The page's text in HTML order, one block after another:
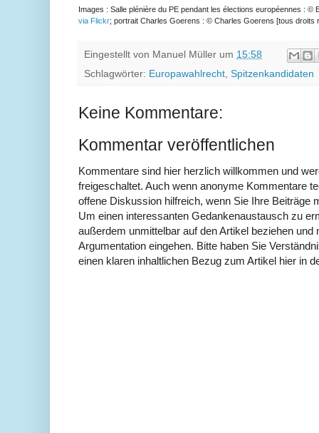
Images : Salle plénière du PE pendant les élections européennes : ©
via Flickr; portrait Charles Goerens : © Charles Goerens [tous droits
Eingestellt von Manuel Müller um 15:58
Schlagwörter: Europawahlrecht Spitzenkandidaten
Keine Kommentare:
Kommentar veröffentlichen
Kommentare sind hier herzlich willkommen und
freigeschaltet. Auch wenn anonyme Kommentare
offene Diskussion hilfreich, wenn Sie Ihre Beiträge
Um einen interessanten Gedankenaustausch zu
außerdem unmittelbar auf den Artikel beziehen und
Argumentation eingehen. Bitte haben Sie
einen klaren inhaltlichen Bezug zum Artikel hier in